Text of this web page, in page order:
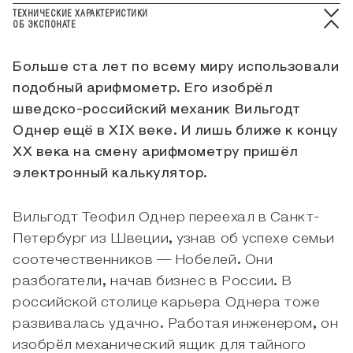
ОБ ЭКСПОНАТЕ
Больше ста лет по всему миру использовали
подобный арифмометр. Его изобрёл
шведско-российский механик Вильгодт
Однер ещё в XIX веке. И лишь ближе к концу
ХХ века на смену арифмометру пришёл
электронный калькулятор.
Вильгодт Теофил Однер переехал в Санкт-
Петербург из Швеции, узнав об успехе семьи
соотечественников — Нобелей. Они
разбогатели, начав бизнес в России. В
российской столице карьера Однера тоже
развивалась удачно. Работая инженером, он
изобрёл механический ящик для тайного
ТЕХНИЧЕСКИЕ ХАРАКТЕРИСТИКИ